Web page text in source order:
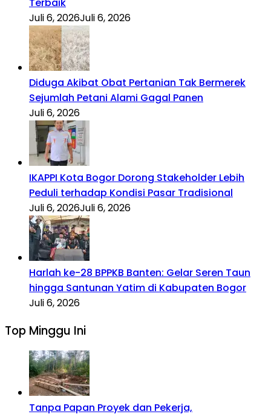
Juli 6, 2026Juli 6, 2026
Diduga Akibat Obat Pertanian Tak Bermerek
Sejumlah Petani Alami Gagal Panen
Juli 6, 2026
IKAPPI Kota Bogor Dorong Stakeholder Lebih
Peduli terhadap Kondisi Pasar Tradisional
Juli 6, 2026Juli 6, 2026
Harlah ke-28 BPPKB Banten: Gelar Seren Taun
hingga Santunan Yatim di Kabupaten Bogor
Juli 6, 2026
Top Minggu Ini
Tanpa Papan Proyek dan Pekerja,